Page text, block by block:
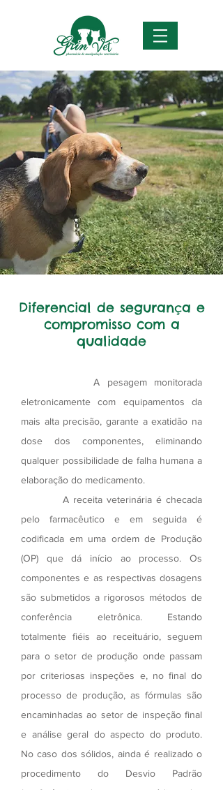
Diferencial de segurança e
compromisso com a
qualidade
A pesagem monitorada
eletronicamente com equipamentos da
mais alta precisão, garante a exatidão na
dose dos componentes, eliminando
qualquer possibilidade de falha humana a
elaboração do medicamento.
A receita veterinária é checada
pelo farmacêutico e em seguida é
codificada em uma ordem de Produção
(OP) que dá início ao processo. Os
componentes e as respectivas dosagens
são submetidos a rigorosos métodos de
conferência eletrônica. Estando
totalmente fiéis ao receituário, seguem
para o setor de produção onde passam
por criteriosas inspeções e, no final do
processo de produção, as fórmulas são
encaminhadas ao setor de inspeção final
e análise geral do aspecto do produto.
No caso dos sólidos, ainda é realizado o
procedimento do Desvio Padrão